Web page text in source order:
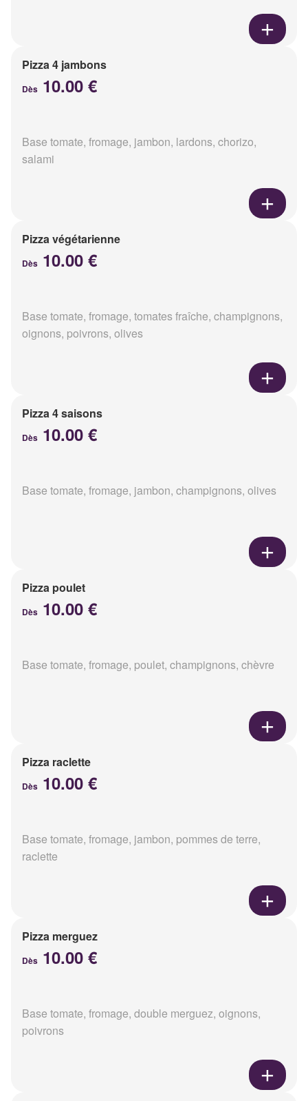
Pizza 4 jambons
Dès 10.00 €
Base tomate, fromage, jambon, lardons, chorizo,
salami
Pizza végétarienne
Dès 10.00 €
Base tomate, fromage, tomates fraîche, champignons,
oignons, poivrons, olives
Pizza 4 saisons
Dès 10.00 €
Base tomate, fromage, jambon, champignons, olives
Pizza poulet
Dès 10.00 €
Base tomate, fromage, poulet, champignons, chèvre
Pizza raclette
Dès 10.00 €
Base tomate, fromage, jambon, pommes de terre,
raclette
Pizza merguez
Dès 10.00 €
Base tomate, fromage, double merguez, oignons,
poivrons